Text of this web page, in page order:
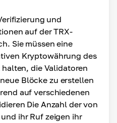
und
auf der TRX-
Sie müssen eine
Kryptowährung des
die Validatoren
Blöcke zu erstellen
auf verschiedenen
Die Anzahl der von
ihr Ruf zeigen ihr